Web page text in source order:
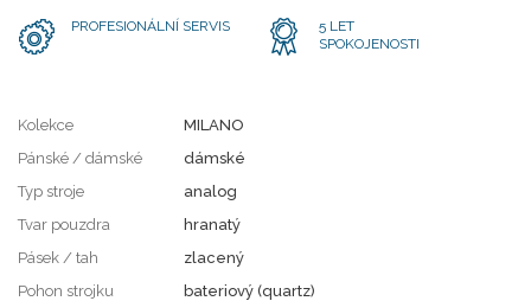
PROFESIONÁLNÍ SERVIS
5 LET
SPOKOJENOSTI
Kolekce
MILANO
Pánské / dámské
dámské
Typ stroje
analog
Tvar pouzdra
hranatý
Pásek / tah
zlacený
Pohon strojku
bateriový (quartz)